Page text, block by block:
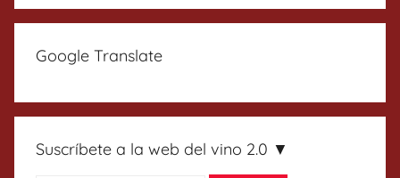
Google Translate
Suscríbete a la web del vino 2.0 ▼